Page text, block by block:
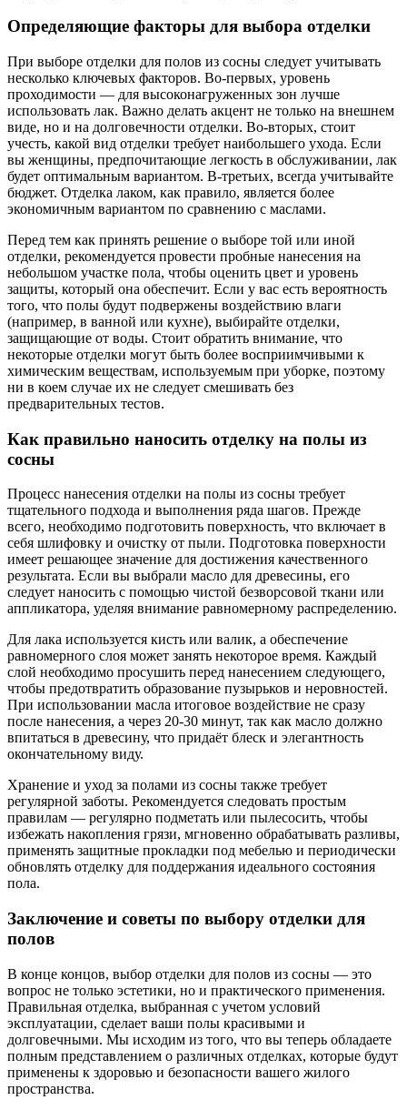
Определяющие факторы для выбора отделки
При выборе отделки для полов из сосны следует учитывать
несколько ключевых факторов. Во-первых, уровень
проходимости — для высоконагруженных зон лучше
использовать лак. Важно делать акцент не только на внешнем
виде, но и на долговечности отделки. Во-вторых, стоит
учесть, какой вид отделки требует наибольшего ухода. Если
вы женщины, предпочитающие легкость в обслуживании, лак
будет оптимальным вариантом. В-третьих, всегда учитывайте
бюджет. Отделка лаком, как правило, является более
экономичным вариантом по сравнению с маслами.
Перед тем как принять решение о выборе той или иной
отделки, рекомендуется провести пробные нанесения на
небольшом участке пола, чтобы оценить цвет и уровень
защиты, который она обеспечит. Если у вас есть вероятность
того, что полы будут подвержены воздействию влаги
(например, в ванной или кухне), выбирайте отделки,
защищающие от воды. Стоит обратить внимание, что
некоторые отделки могут быть более восприимчивыми к
химическим веществам, используемым при уборке, поэтому
ни в коем случае их не следует смешивать без
предварительных тестов.
Как правильно наносить отделку на полы из
сосны
Процесс нанесения отделки на полы из сосны требует
тщательного подхода и выполнения ряда шагов. Прежде
всего, необходимо подготовить поверхность, что включает в
себя шлифовку и очистку от пыли. Подготовка поверхности
имеет решающее значение для достижения качественного
результата. Если вы выбрали масло для древесины, его
следует наносить с помощью чистой безворсовой ткани или
аппликатора, уделяя внимание равномерному распределению.
Для лака используется кисть или валик, а обеспечение
равномерного слоя может занять некоторое время. Каждый
слой необходимо просушить перед нанесением следующего,
чтобы предотвратить образование пузырьков и неровностей.
При использовании масла итоговое воздействие не сразу
после нанесения, а через 20-30 минут, так как масло должно
впитаться в древесину, что придаёт блеск и элегантность
окончательному виду.
Хранение и уход за полами из сосны также требует
регулярной заботы. Рекомендуется следовать простым
правилам — регулярно подметать или пылесосить, чтобы
избежать накопления грязи, мгновенно обрабатывать разливы,
применять защитные прокладки под мебелью и периодически
обновлять отделку для поддержания идеального состояния
пола.
Заключение и советы по выбору отделки для
полов
В конце концов, выбор отделки для полов из сосны — это
вопрос не только эстетики, но и практического применения.
Правильная отделка, выбранная с учетом условий
эксплуатации, сделает ваши полы красивыми и
долговечными. Мы исходим из того, что вы теперь обладаете
полным представлением о различных отделках, которые будут
применены к здоровью и безопасности вашего жилого
пространства.